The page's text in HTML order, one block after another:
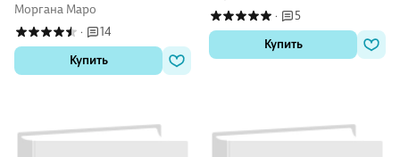
Моргана Маро
·
14
Купить
·
5
Купить